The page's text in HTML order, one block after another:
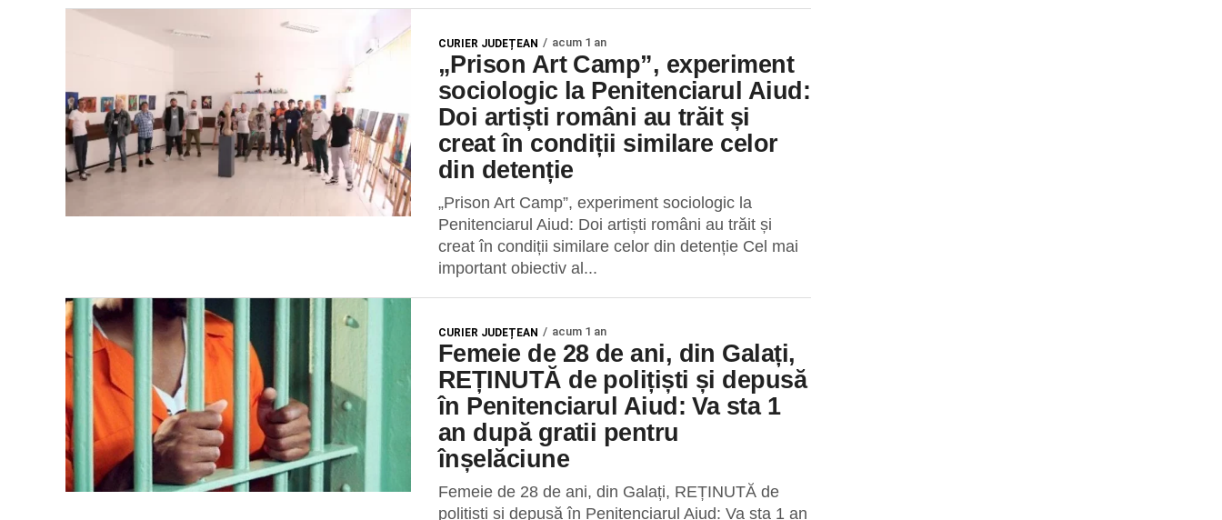
CURIER JUDEȚEAN acum 1 an
„Prison Art Camp”, experiment
sociologic la Penitenciarul Aiud:
Doi artiști români au trăit și
creat în condiții similare celor
din detenție
„Prison Art Camp”, experiment sociologic la
Penitenciarul Aiud: Doi artiști români au trăit și
creat în condiții similare celor din detenție Cel mai
important obiectiv al...
CURIER JUDEȚEAN acum 1 an
Femeie de 28 de ani, din Galați,
REȚINUTĂ de polițiști și depusă
în Penitenciarul Aiud: Va sta 1
an după gratii pentru
înșelăciune
Femeie de 28 de ani, din Galați, REȚINUTĂ de
polițiști și depusă în Penitenciarul Aiud: Va sta 1 an